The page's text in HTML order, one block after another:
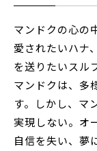
マンドクの心の
愛されたいハナ
を送りたいスル
マンドクは、多
す。しかし、マ
実現しない。オ
自信を失い、夢